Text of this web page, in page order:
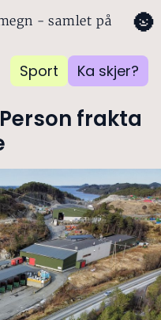
- samlet på
Sport Ka skjer?
🌚
frakta